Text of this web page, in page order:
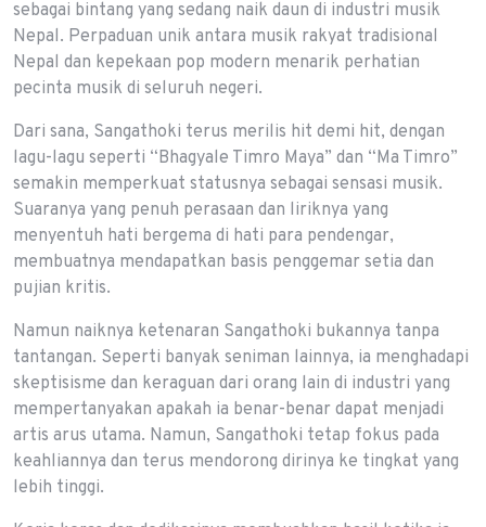
sebagai bintang yang sedang naik daun di industri musik
Nepal. Perpaduan unik antara musik rakyat tradisional
Nepal dan kepekaan pop modern menarik perhatian
pecinta musik di seluruh negeri.
Dari sana, Sangathoki terus merilis hit demi hit, dengan
lagu-lagu seperti “Bhagyale Timro Maya” dan “Ma Timro”
semakin memperkuat statusnya sebagai sensasi musik.
Suaranya yang penuh perasaan dan liriknya yang
menyentuh hati bergema di hati para pendengar,
membuatnya mendapatkan basis penggemar setia dan
pujian kritis.
Namun naiknya ketenaran Sangathoki bukannya tanpa
tantangan. Seperti banyak seniman lainnya, ia menghadapi
skeptisisme dan keraguan dari orang lain di industri yang
mempertanyakan apakah ia benar-benar dapat menjadi
artis arus utama. Namun, Sangathoki tetap fokus pada
keahliannya dan terus mendorong dirinya ke tingkat yang
lebih tinggi.